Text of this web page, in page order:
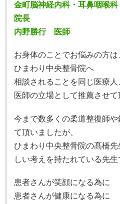
金町脳神経内科・耳鼻咽喉科
院長
内野勝行 医師
お身体のことでお悩みの方は
ひまわり中央整骨院へ
相談されることを同じ医療人
医師の立場として推薦させて
今まで数多くの柔道整復師
て頂いましたが、
ひまわり中央整骨院の髙橋
しい考えを持たれている先生
患者さんが笑顔になる為に
患者さんが健康になる為に